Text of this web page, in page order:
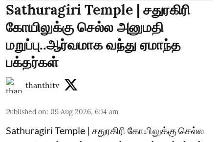
Sathuragiri Temple | சதுரகிரி
கோயிலுக்கு செல்ல அனுமதி
மறுப்பு..ஆர்வமாக வந்து ஏமாந்த
பக்தர்கள்
thanthitv
Published on: 09 Aug 2026, 6:14 am
Sathuragiri Temple | சதுரகிரி கோயிலுக்கு செல்ல